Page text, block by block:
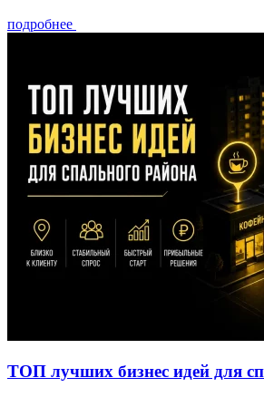
подробнее
ТОП лучших бизнес идей для